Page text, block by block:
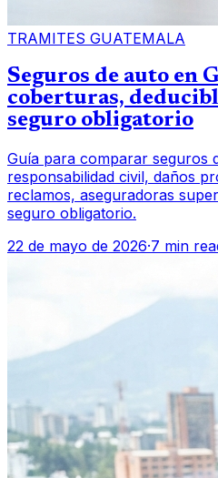
TRAMITES GUATEMALA
Seguros de auto en
coberturas,
seguro obligatorio
Guía para comparar seguros
responsabilidad civil, daños
reclamos, aseguradoras
seguro obligatorio.
22 de mayo de 2026·7 min